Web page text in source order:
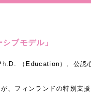
ブモデル」
（Education）、公認
、フィンランドの特別支